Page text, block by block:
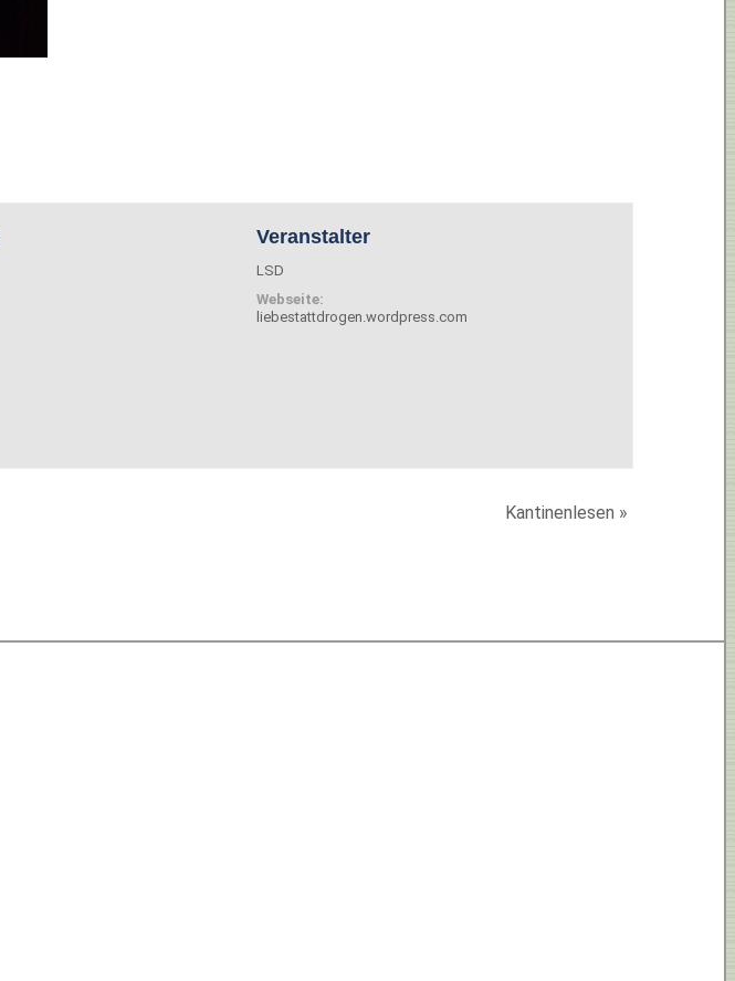
Veranstalter
LSD
Webseite:
liebestattdrogen.wordpress.com
Kantinenlesen »